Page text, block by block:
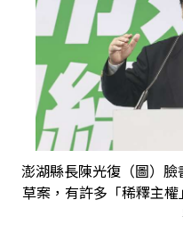
澎湖縣長陳光復（圖）
草案，有許多「稀釋主